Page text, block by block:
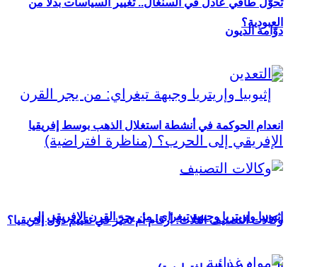
العبودية؟
إثيوبيا وإريتريا وجبهة تيغراي: من يجر القرن الإفريقي إلى
تحوُّل طاقي عادل في السنغال.. تغيير السياسات بدلاً من
دوّامة الديون
انعدام الحوكمة في أنشطة استغلال الذهب بوسط إفريقيا
وكالات التصنيف الثلاث: أرقام أم تحيّز في تقييم دول إفريقيا؟